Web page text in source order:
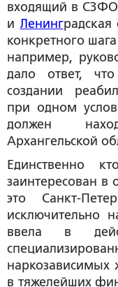
входящий в
и Ленинградская
конкретного
например,
дало ответ,
создании
при одном
должен
Архангельской
Единственно
заинтересован в
это Санкт-
исключительно
ввела в
наркозависимых
в тяжелейших